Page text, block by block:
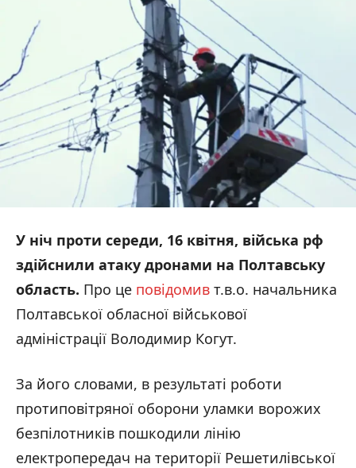
У ніч проти середи, 16 квітня, війська рф
здійснили атаку дронами на Полтавську
область. Про це повідомив т.в.о. начальника
Полтавської обласної військової
адміністрації Володимир Когут.
За його словами, в результаті роботи
протиповітряної оборони уламки ворожих
безпілотників пошкодили лінію
електропередач на території Решетилівської